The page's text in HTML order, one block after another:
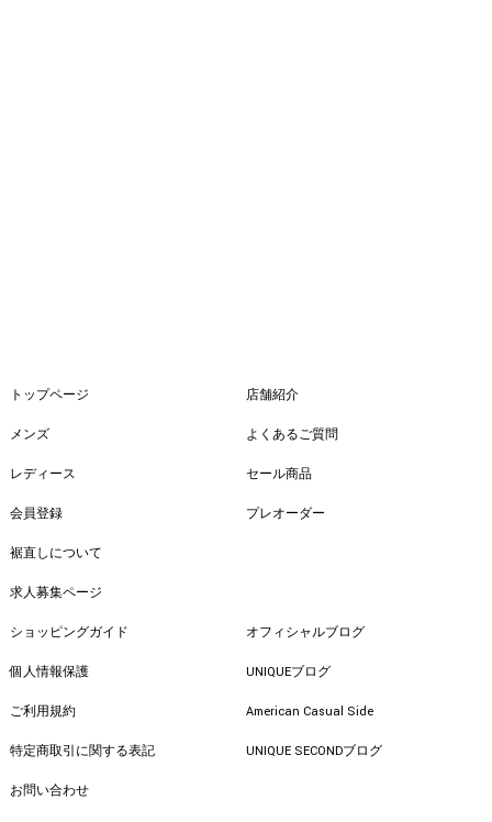
トップページ
メンズ
レディース
会員登録
裾直しについて
求人募集ページ
店舗紹介
よくあるご質問
セール商品
プレオーダー
ショッピングガイド
個人情報保護
ご利用規約
特定商取引に関する表記
お問い合わせ
オフィシャルブログ
UNIQUEブログ
American Casual Side
UNIQUE SECONDブログ